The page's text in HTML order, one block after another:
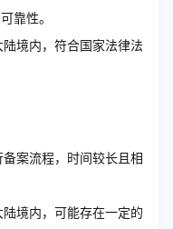
靠性。
境内，符合国家法律法
案流程，时间较长且相
境内，可能存在一定的